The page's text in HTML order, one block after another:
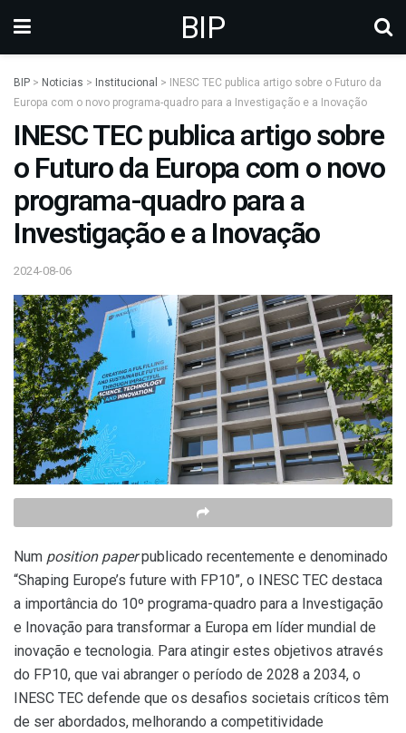
BIP
BIP > Noticias > Institucional >
INESC TEC publica artigo sobre o Futuro da
Europa com o novo programa-quadro para a Investigação e a Inovação
INESC TEC publica artigo sobre
o Futuro da Europa com o novo
programa-quadro para a
Investigação e a Inovação
2024-08-06
Num position paperpublicado recentemente e denominado
“Shaping Europe’s future with FP10”, o INESC TEC destaca
a importância do 10º programa-quadro para a Investigação
e Inovação para transformar a Europa em líder mundial de
inovação e tecnologia. Para atingir estes objetivos através
do FP10, que vai abranger o período de 2028 a 2034, o
INESC TEC defende que os desafios societais críticos têm
de ser abordados, melhorando a competitividade